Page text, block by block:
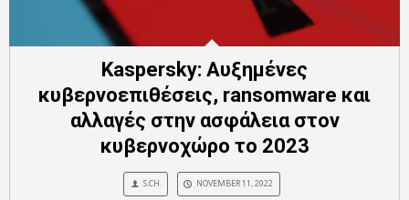
Kaspersky: Αυξημένες
κυβερνοεπιθέσεις, ransomware και
αλλαγές στην ασφάλεια στον
κυβερνοχώρο το 2023
S.CH. NOVEMBER 11, 2022